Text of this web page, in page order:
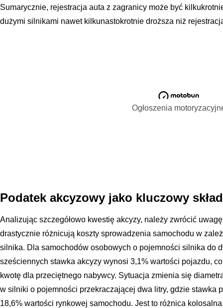
Sumarycznie, rejestracja auta z zagranicy może być
dużymi silnikami nawet kilkunastokrotnie droższa niż
Ogłoszenia
Podatek akcyzowy jako kluczowy
Analizując szczegółowo kwestię akcyzy, należy zwrócić
drastycznie różnicują koszty sprowadzenia samochodu w
silnika. Dla samochodów osobowych o pojemności silnika do
sześciennych stawka akcyzy wynosi 3,1% wartości pojazdu,
kwotę dla przeciętnego nabywcy. Sytuacja zmienia się
w silniki o pojemności przekraczającej dwa litry, gdzie stawka
18,6% wartości rynkowej samochodu. Jest to różnica